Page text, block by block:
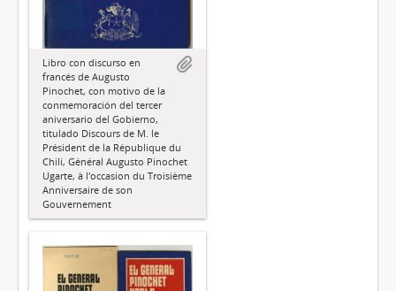
Libro con discurso en
francés de Augusto
Pinochet, con motivo de la
conmemoración del tercer
aniversario del Gobierno,
titulado Discours de M. le
Président de la République du
Chilí, Général Augusto Pinochet
Ugarte, à l'occasion du Troisième
Anniversaire de son
Gouvernement